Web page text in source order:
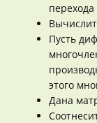
перехода
Пусть
этого
Дана